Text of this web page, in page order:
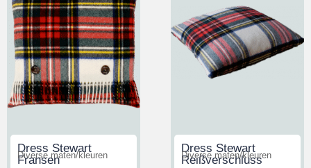
Dress Stewart
Fransen
Diverse maten/kleuren
Dress Stewart
Reißverschluss
Diverse maten/kleuren